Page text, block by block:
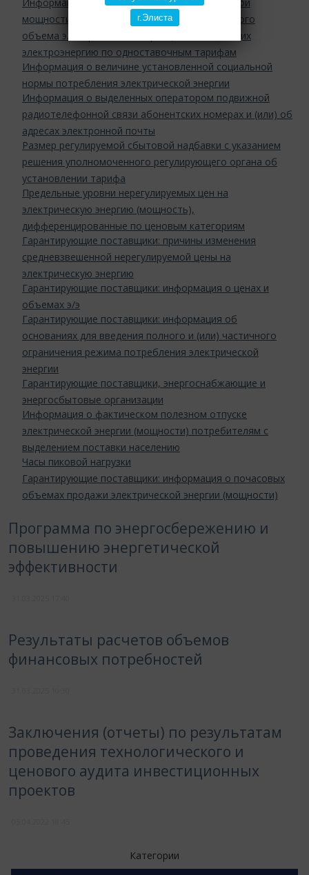
г.Элиста
мощности потребителей (исходя из заявленного
объема электрической энергии), оплачивающих
электроэнергию по одноставочным тарифам
Информация о величине установленной социальной
нормы потребления электрической энергии
Информация о выделенных оператором подвижной
радиотелефонной связи абонентских номерах и (или) об
адресах электронной почты
Размер регулируемой сбытовой надбавки с указанием
решения уполномоченного регулирующего органа об
установлении тарифа
Предельные уровни нерегулируемых цен на
электрическую энергию (мощность),
дифференцированные по ценовым категориям
Гарантирующие поставщики: причины изменения
средневзвешенной нерегулируемой цены на
электрическую энергию
Гарантирующие поставщики: информация о ценах и
объемах э/э
Гарантирующие поставщики: информация об
основаниях для введения полного и (или) частичного
ограничения режима потребления электрической
энергии
Гарантирующие поставщики, энергоснабжающие и
энергосбытовые организации
Информация о фактическом полезном отпуске
электрической энергии (мощности) потребителям с
выделением поставки населению
Часы пиковой нагрузки
Гарантирующие поставщики: информация о почасовых
объемах продажи электрической энергии (мощности)
Программа по энергосбережению и
повышению энергетической
эффективности
Результаты расчетов объемов
финансовых потребностей
Заключения (отчеты) по результатам
проведения технологического и
ценового аудита инвестиционных
проектов
Категории